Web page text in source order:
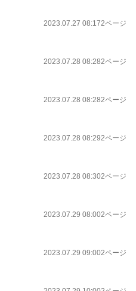
2023.07.27 08:172ページ
2023.07.28 08:282ページ
2023.07.28 08:282ページ
2023.07.28 08:292ページ
2023.07.28 08:302ページ
2023.07.29 08:002ページ
2023.07.29 09:002ページ